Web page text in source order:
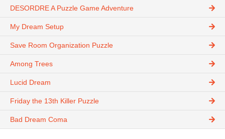
DESORDRE A Puzzle Game Adventure
My Dream Setup
Save Room Organization Puzzle
Among Trees
Lucid Dream
Friday the 13th Killer Puzzle
Bad Dream Coma